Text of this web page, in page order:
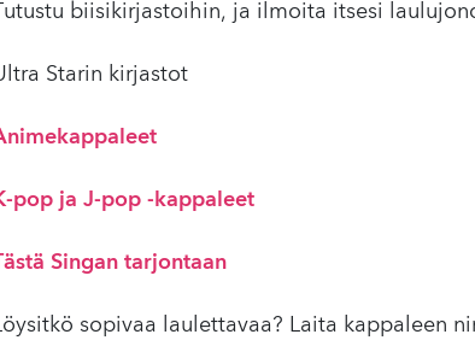
Tutustu biisikirjastoihin, ja ilmoita itsesi
Starin kirjastot
pop ja J-pop -kappaleet
Singan tarjontaan
sopivaa laulettavaa? Laita kappaleen